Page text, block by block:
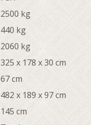
2500 kg
440 kg
2060 kg
325 x 178 x 30 cm
67 cm
482 x 189 x 97 cm
145 cm